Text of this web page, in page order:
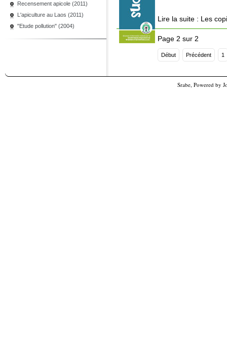
Recensement apicole (2011)
L'apiculture au Laos (2011)
"Etude pollution" (2004)
Lire la suite : Les
Page 2 sur 2
Début Précédent 1
Srabe, Powered by